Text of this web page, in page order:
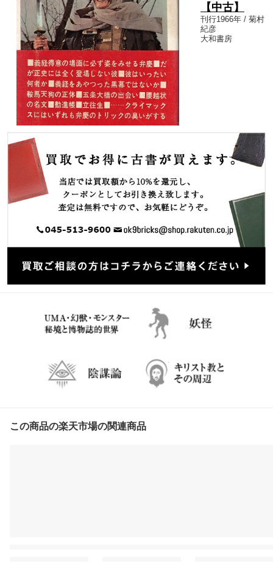
【中古】
刊行1966年 / 菊村
紀彦
大和書房
この商品の楽天市場の関連商品